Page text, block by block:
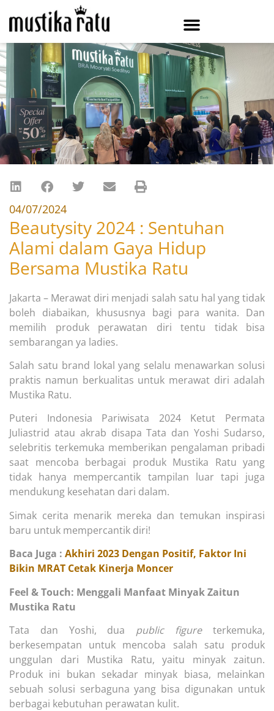
04/07/2024
Beautysity 2024 : Sentuhan
Alami dalam Gaya Hidup
Bersama Mustika Ratu
Jakarta – Merawat diri menjadi salah satu hal yang tidak
boleh diabaikan, khususnya bagi para wanita. Dan
memilih produk perawatan diri tentu tidak bisa
sembarangan ya ladies.
Salah satu brand lokal yang selalu menawarkan solusi
praktis namun berkualitas untuk merawat diri adalah
Mustika Ratu.
Puteri Indonesia Pariwisata 2024 Ketut Permata
Juliastrid atau akrab disapa Tata dan Yoshi Sudarso,
selebritis terkemuka memberikan pengalaman pribadi
saat mencoba berbagai produk Mustika Ratu yang
tidak hanya mempercantik tampilan luar tapi juga
mendukung kesehatan dari dalam.
Simak cerita menarik mereka dan temukan inspirasi
baru untuk mempercantik diri!
Baca Juga : Akhiri 2023 Dengan Positif, Faktor Ini
Bikin MRAT Cetak Kinerja Moncer
Feel & Touch: Menggali Manfaat Minyak Zaitun
Mustika Ratu
Tata dan Yoshi, dua public figureterkemuka,
berkesempatan untuk mencoba salah satu produk
unggulan dari Mustika Ratu, yaitu minyak zaitun.
Produk ini bukan sekadar minyak biasa, melainkan
sebuah solusi serbaguna yang bisa digunakan untuk
berbagai kebutuhan perawatan kulit.